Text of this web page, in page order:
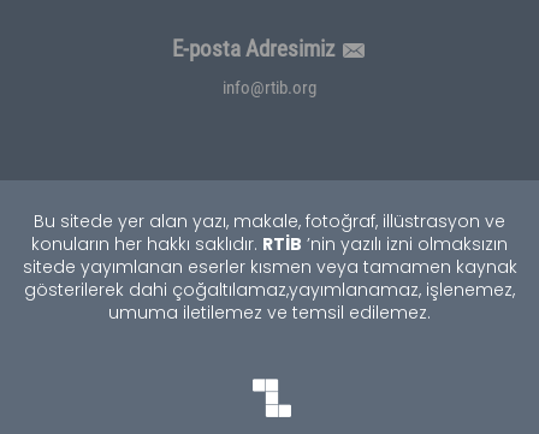
E-posta Adresimiz
info@rtib.org
Bu sitede yer alan yazı, makale, fotoğraf, illüstrasyon ve
konuların her hakkı saklıdır. RTİB ’nin yazılı izni olmaksızın
sitede yayımlanan eserler kısmen veya tamamen kaynak
gösterilerek dahi çoğaltılamaz,yayımlanamaz, işlenemez,
umuma iletilemez ve temsil edilemez.
TEKNOBURSA
SWORDBROS